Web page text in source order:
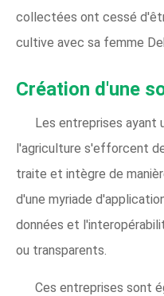
collectées ont cessé
cultive avec sa femme
Création d'une
Les entreprises ayant
l'agriculture s'efforcent
traite et intègre de
d'une myriade
données et
ou transparents.
Ces entreprises sont